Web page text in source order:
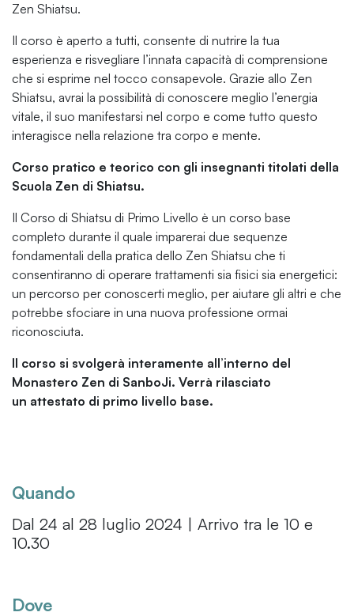
Zen Shiatsu.
Il corso è aperto a tutti, consente di nutrire la tua
esperienza e risvegliare l’innata capacità di comprensione
che si esprime nel tocco consapevole. Grazie allo Zen
Shiatsu, avrai la possibilità di conoscere meglio l’energia
vitale, il suo manifestarsi nel corpo e come tutto questo
interagisce nella relazione tra corpo e mente.
Corso pratico e teorico con gli insegnanti titolati della
Scuola Zen di Shiatsu.
Il Corso di Shiatsu di Primo Livello è un corso base
completo durante il quale imparerai due sequenze
fondamentali della pratica dello Zen Shiatsu che ti
consentiranno di operare trattamenti sia fisici sia energetici:
un percorso per conoscerti meglio, per aiutare gli altri e che
potrebbe sfociare in una nuova professione ormai
riconosciuta.
Il corso si svolgerà interamente all’interno del
Monastero Zen di SanboJi. Verrà rilasciato
un attestato di primo livello base.
Quando
Dal 24 al 28 luglio 2024 | Arrivo tra le 10 e
10.30
Dove